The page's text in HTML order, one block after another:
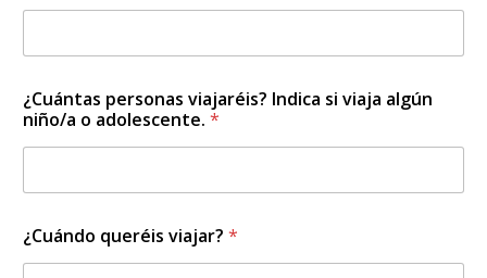
¿Cuántas personas viajaréis? Indica si viaja algún
niño/a o adolescente. *
n
i
¿Cuándo queréis viajar? *